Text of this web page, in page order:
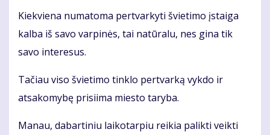
Kiek­vie­na nu­ma­to­ma per­tvar­ky­ti švie­ti­mo įstai­ga
kal­ba iš sa­vo var­pi­nės, tai natūralu, nes gina tik
savo interesus.
Tačiau viso švietimo tinklo pertvarką vykdo ir
atsakomybę prisiima miesto taryba.
Manau, dabartiniu laikotarpiu reikia palikti veikti